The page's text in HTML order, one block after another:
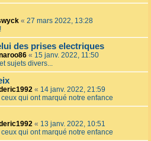
« 27 mars 2022, 13:28
des prises electriques
« 15 janv. 2022, 11:50
sujets divers...
« 14 janv. 2022, 21:59
qui ont marqué notre enfance
« 13 janv. 2022, 10:51
qui ont marqué notre enfance